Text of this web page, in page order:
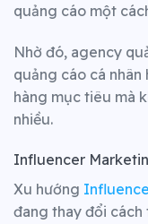
quảng cáo một
Nhờ đó, agency
quảng cáo cá
hàng mục tiêu mà
nhiều.
Influencer
Xu hướng
đang thay đổi cách